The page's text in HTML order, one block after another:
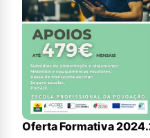
Oferta Formativa